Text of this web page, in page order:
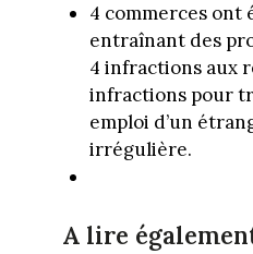
4 commerces ont
entraînant des
4 infractions aux
infractions pour
emploi d’un
irrégulière.
A lire